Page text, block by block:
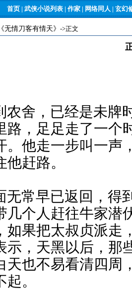
首页 | 武侠小说列表 | 作家 | 网络同人 | 玄幻
《无情刀客有情天》 ->正文
舍，已经是未牌
路，足足走了一个
。他走一步叫一声
他赶路。
常早已返回，得
几个人赶往牛家潜
如果把太叔贞派走
示，天黑以后，那
天也不易看清四周
。